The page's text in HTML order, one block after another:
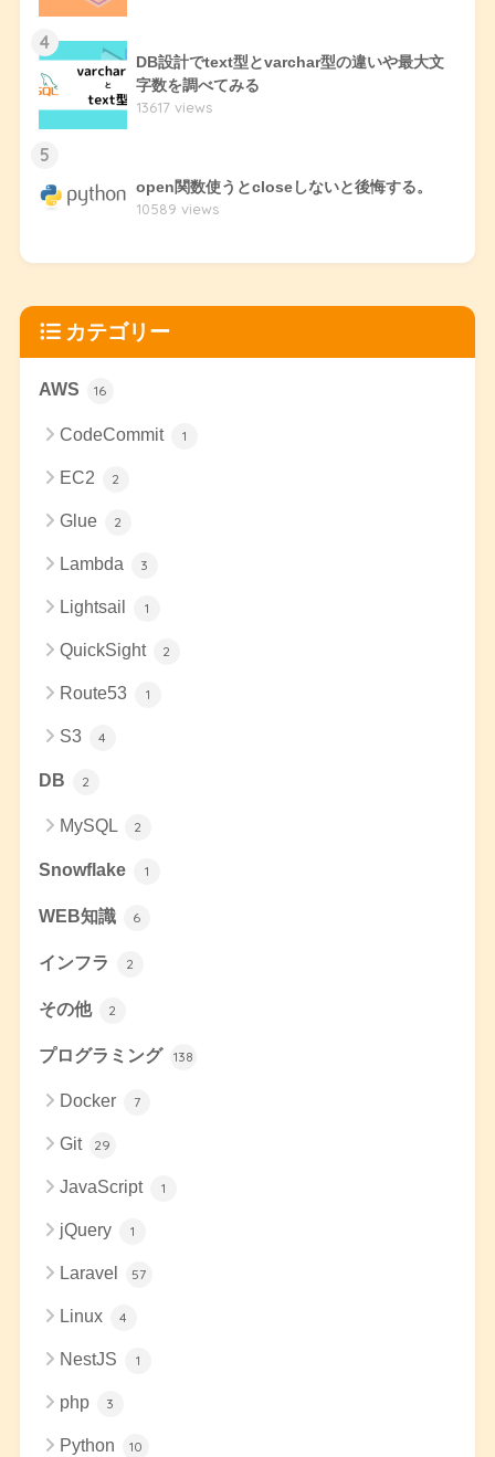
4
DB設計でtext型とvarchar型の違いや最大文
字数を調べてみる
13617 views
5
open関数使うとcloseしないと後悔する。
10589 views
カテゴリー
AWS 16
CodeCommit 1
EC2 2
Glue 2
Lambda 3
Lightsail 1
QuickSight 2
Route53 1
S3 4
DB 2
MySQL 2
Snowflake 1
WEB知識 6
インフラ 2
その他 2
プログラミング 138
Docker 7
Git 29
JavaScript 1
jQuery 1
Laravel 57
Linux 4
NestJS 1
php 3
Python 10